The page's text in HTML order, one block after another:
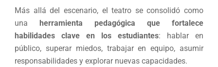
Más allá del escenario, el teatro se consolidó como
una
herramienta pedagógica que fortalece
habilidades clave en los estudiantes: hablar en
público, superar miedos, trabajar en equipo, asumir
responsabilidades y explorar nuevas capacidades.